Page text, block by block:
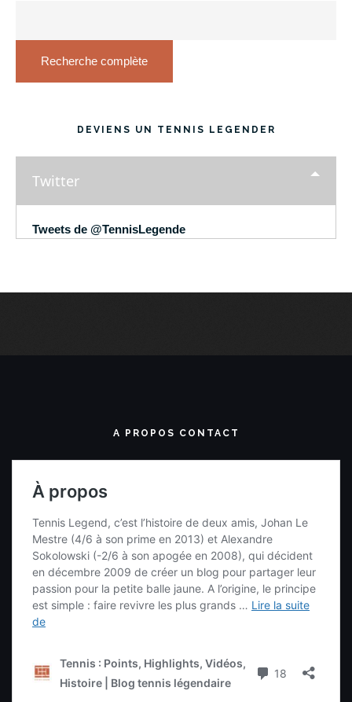
Recherche complète
DEVIENS UN TENNIS LEGENDER
Twitter
Tweets de @TennisLegende
A PROPOS CONTACT